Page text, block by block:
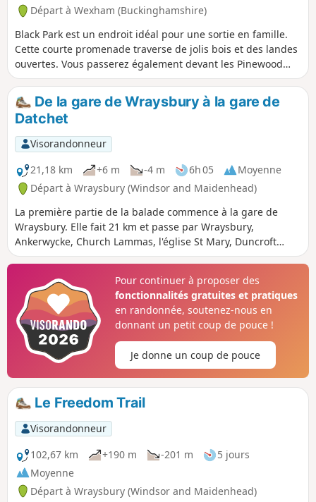
Départ à Wexham (Buckinghamshire)
Black Park est un endroit idéal pour une sortie en famille.
Cette courte promenade traverse de jolis bois et des landes
ouvertes. Vous passerez également devant les Pinewood
Studios. Prévoyez suffisamment de temps pour vous
détendre au café ou pique-niquer au bord du lac.
De la gare de Wraysbury à la gare de
Datchet
Visorandonneur
21,18 km
+6 m -4 m 6h 05
Moyenne
Départ à Wraysbury (Windsor and Maidenhead)
La première partie de la balade commence à la gare de
Wraysbury. Elle fait 21 km et passe par Wraysbury,
Ankerwycke, Church Lammas, l'église St Mary, Duncroft
Manor, Staines Moor, le centre de Staines-upon-Thames, les
Runnymede, Old Windsor et Datchet.
Pour continuer à proposer des
fonctionnalités gratuites et pratiques
en randonnée, soutenez-nous en
donnant un petit coup de pouce !
Je donne un coup de pouce
Le Freedom Trail
Visorandonneur
102,67 km
+190 m -201 m
5 jours
Moyenne
Départ à Wraysbury (Windsor and Maidenhead)